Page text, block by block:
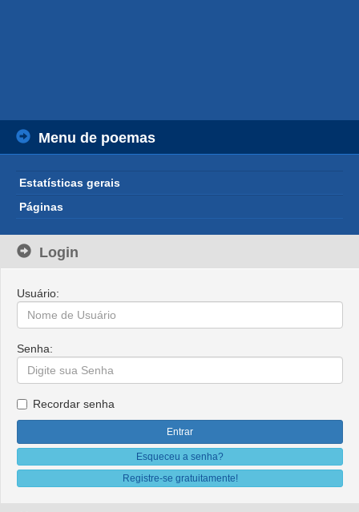
Menu de poemas
Estatísticas gerais
Páginas
Login
Usuário:
Senha:
Recordar senha
Esqueceu a senha?
Registre-se gratuitamente!